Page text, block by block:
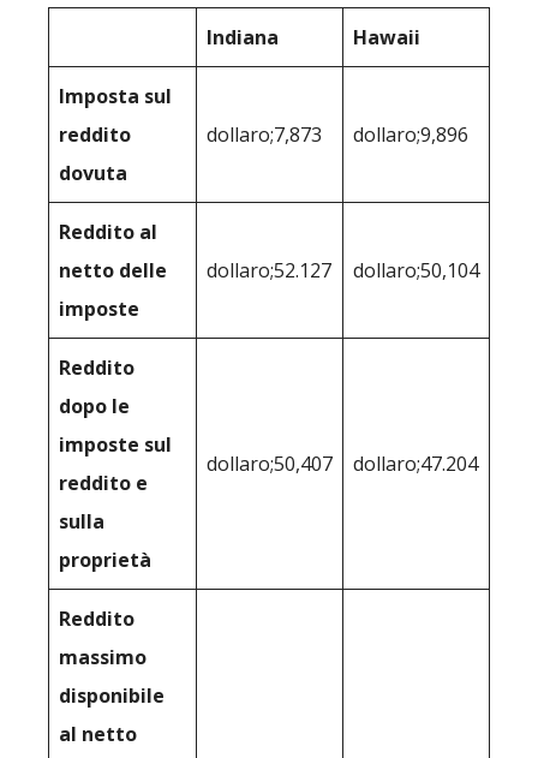
Indiana Hawaii
Imposta sul
reddito
dovuta
dollaro;7,873 dollaro;9,896
Reddito al
netto delle
imposte
dollaro;52.127 dollaro;50,104
Reddito
dopo le
imposte sul
reddito e
sulla
proprietà
dollaro;50,407 dollaro;47.204
Reddito
massimo
disponibile
al netto